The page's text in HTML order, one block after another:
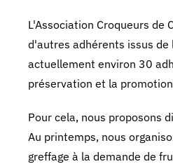
L'Association Croqueurs de
d'autres adhérents issus de
actuellement environ 30
préservation et la
Pour cela, nous proposons
Au printemps, nous
greffage à la demande de